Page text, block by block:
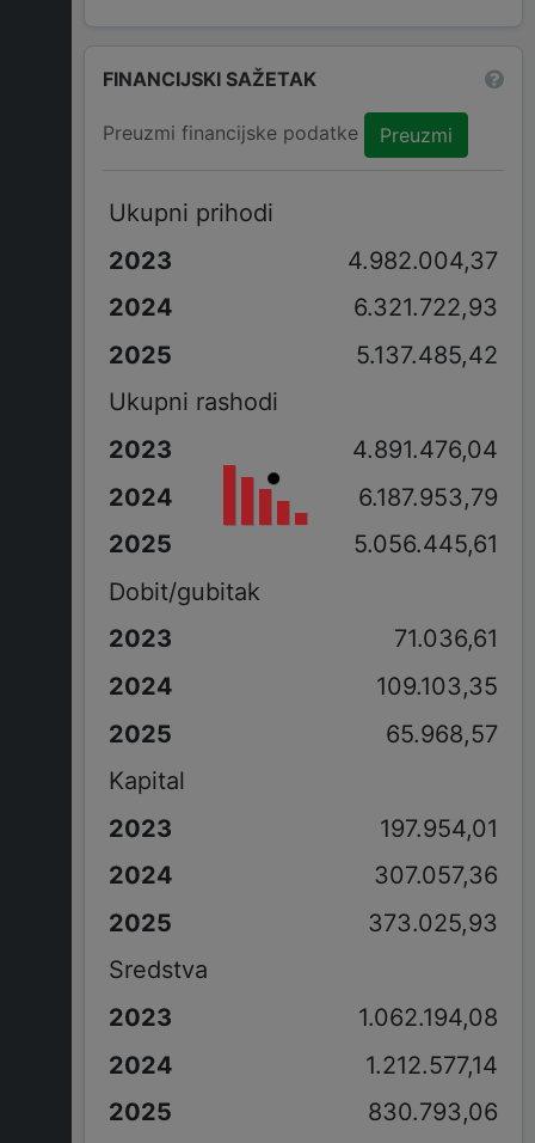
FINANCIJSKI SAŽETAK
Preuzmi financijske podatke Preuzmi
Ukupni prihodi
4.982.004,37
6.321.722,93
5.137.485,42
Ukupni rashodi
4.891.476,04
6.187.953,79
5.056.445,61
Dobit/gubitak
71.036,61
109.103,35
65.968,57
Kapital
197.954,01
307.057,36
373.025,93
Sredstva
1.062.194,08
1.212.577,14
830.793,06